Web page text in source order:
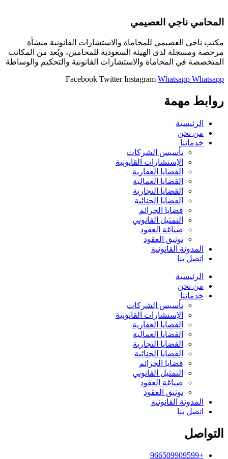
المحامي ناجي العصيمي
مكتب ناجي العصيمي للمحاماة والاستشارات القانونية منشأة
مرخصة ومسجلة لدى الهيئة السعودية للمحامين، ويُعد من المكاتب
المتخصصة في المحاماة والاستشارات القانونية والتحكيم والوساطة
Facebook Twitter Instagram Whatsapp Whatsapp
روابط مهمة
الرئيسية
من نحن
خدماتنا
تأسيس الشركات
الإستشارات القانونية
القضايا العقارية
القضايا العمالية
القضايا التجارية
القضايا الجنائية
قضايا الجرائم
التمثيل القانوني
صياغة العقود
توثيق العقود
المدونة القانونية
اتصل بنا
الرئيسية
من نحن
خدماتنا
تأسيس الشركات
الإستشارات القانونية
القضايا العقارية
القضايا العمالية
القضايا التجارية
القضايا الجنائية
قضايا الجرائم
التمثيل القانوني
صياغة العقود
توثيق العقود
المدونة القانونية
اتصل بنا
التواصل
+966509909599